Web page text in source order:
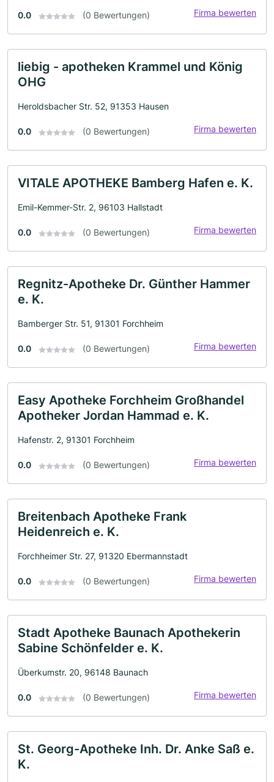
0.0 (0 Bewertungen) Firma bewerten
liebig - apotheken Krammel und König
OHG
Heroldsbacher Str. 52, 91353 Hausen
0.0 (0 Bewertungen) Firma bewerten
VITALE APOTHEKE Bamberg Hafen e. K.
Emil-Kemmer-Str. 2, 96103 Hallstadt
0.0 (0 Bewertungen) Firma bewerten
Regnitz-Apotheke Dr. Günther Hammer
e. K.
Bamberger Str. 51, 91301 Forchheim
0.0 (0 Bewertungen) Firma bewerten
Easy Apotheke Forchheim Großhandel
Apotheker Jordan Hammad e. K.
Hafenstr. 2, 91301 Forchheim
0.0 (0 Bewertungen) Firma bewerten
Breitenbach Apotheke Frank
Heidenreich e. K.
Forchheimer Str. 27, 91320 Ebermannstadt
0.0 (0 Bewertungen) Firma bewerten
Stadt Apotheke Baunach Apothekerin
Sabine Schönfelder e. K.
Überkumstr. 20, 96148 Baunach
0.0 (0 Bewertungen) Firma bewerten
St. Georg-Apotheke Inh. Dr. Anke Saß e.
K.